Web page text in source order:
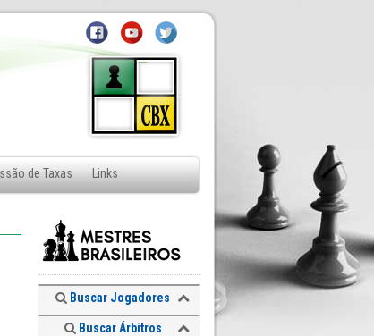
de Taxas Links
Buscar Jogadores
Buscar Árbitros